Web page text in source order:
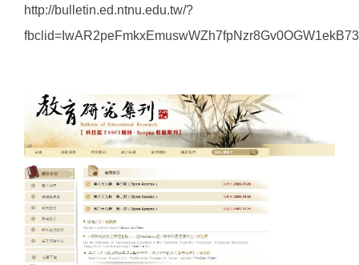
http://bulletin.ed.ntnu.edu.tw/?